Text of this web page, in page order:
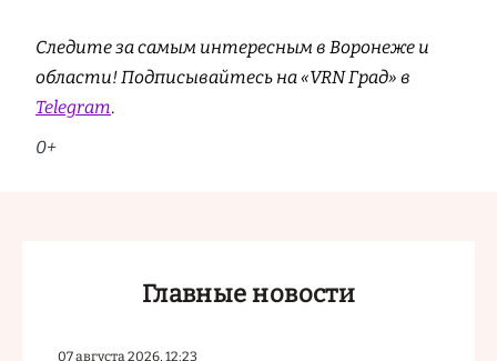
Следите за самым интересным в Воронеже и
области! Подписывайтесь на «VRN Град» в
Telegram.
0+
Главные новости
07 августа 2026, 12:23